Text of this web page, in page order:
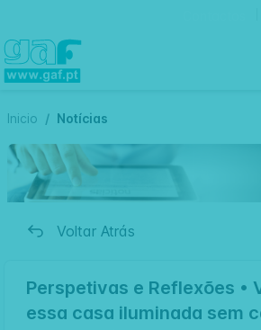
Inicio Notícias
Voltar Atrás
Perspetivas e Reflexões •
essa casa iluminada sem